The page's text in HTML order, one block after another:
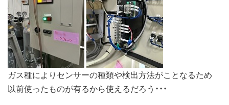
ガス種によりセンサーの種類や検出方法がことなるため
以前使ったものが有るから使えるだろう・・・